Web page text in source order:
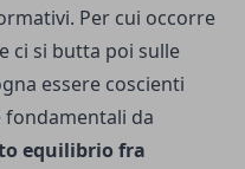
Per cui occorre
ci si butta poi sulle
essere coscienti
fondamentali da
equilibrio fra